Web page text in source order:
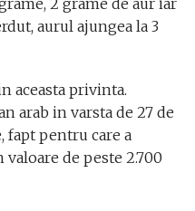
2 grame de aur iar
aurul ajungea la 3
aceasta privinta.
arab in varsta de 27 de
fapt pentru care a
de peste 2.700